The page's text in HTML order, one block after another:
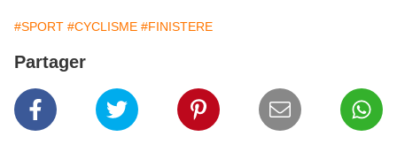
#SPORT #CYCLISME #FINISTERE
Partager